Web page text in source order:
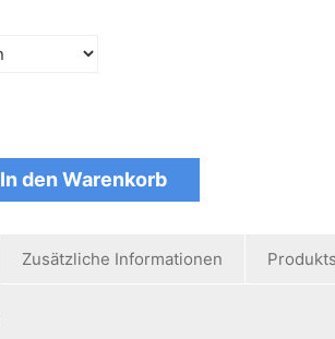
In den Warenkorb
Zusätzliche Informationen